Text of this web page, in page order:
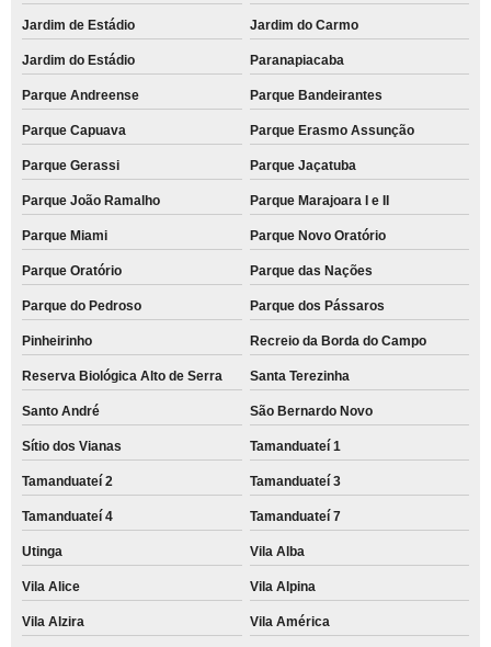
Jardim de Estádio Jardim do Carmo
Jardim do Estádio Paranapiacaba
Parque Andreense Parque Bandeirantes
Parque Capuava Parque Erasmo Assunção
Parque Gerassi Parque Jaçatuba
Parque João Ramalho Parque Marajoara I e II
Parque Miami Parque Novo Oratório
Parque Oratório Parque das Nações
Parque do Pedroso Parque dos Pássaros
Pinheirinho Recreio da Borda do Campo
Reserva Biológica Alto de Serra Santa Terezinha
Santo André São Bernardo Novo
Sítio dos Vianas Tamanduateí 1
Tamanduateí 2 Tamanduateí 3
Tamanduateí 4 Tamanduateí 7
Utinga Vila Alba
Vila Alice Vila Alpina
Vila Alzira Vila América